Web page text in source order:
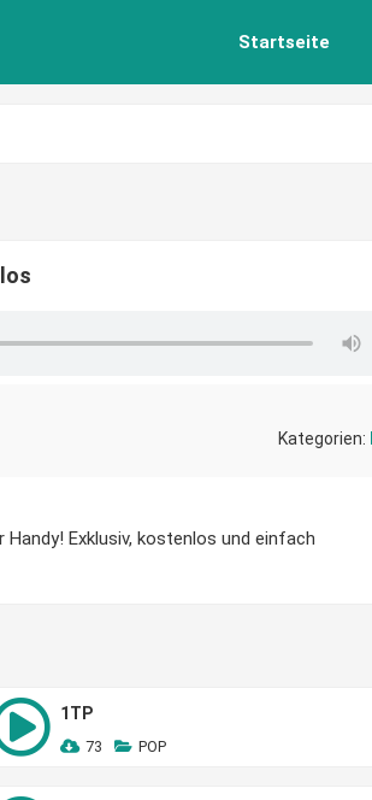
Startseite
Kategorien:
Exklusiv, kostenlos und einfach
1TP
73 POP